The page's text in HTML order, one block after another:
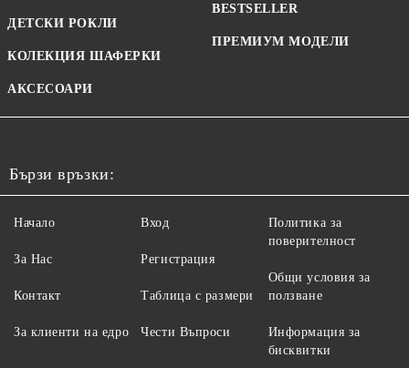
ДЕТСКИ РОКЛИ
КОЛЕКЦИЯ ШАФЕРКИ
АКСЕСОАРИ
BESTSELLER
ПРЕМИУМ МОДЕЛИ
Бързи връзки:
Начало
За Нас
Контакт
За клиенти на едро
Вход
Регистрация
Таблица с размери
Чести Въпроси
Политика за
поверителност
Общи условия за
ползване
Информация за
бисквитки